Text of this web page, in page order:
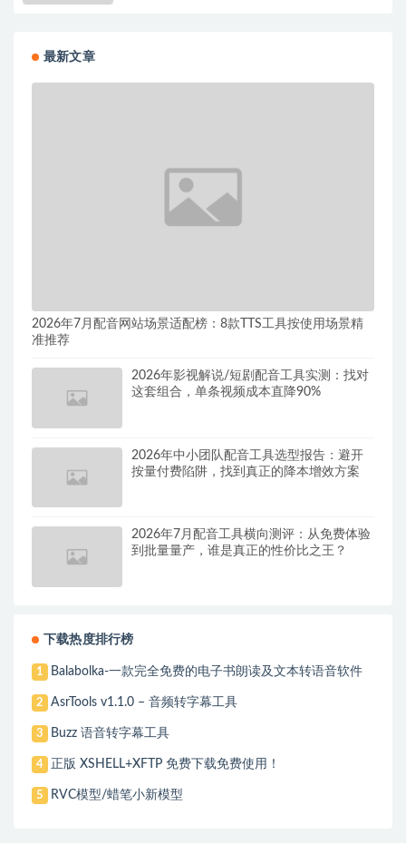
最新文章
2026年7月配音网站场景适配榜：8款TTS工具按使用场景精
准推荐
2026年影视解说/短剧配音工具实测：找对
这套组合，单条视频成本直降90%
2026年中小团队配音工具选型报告：避开
按量付费陷阱，找到真正的降本增效方案
2026年7月配音工具横向测评：从免费体验
到批量量产，谁是真正的性价比之王？
下载热度排行榜
1 Balabolka-一款完全免费的电子书朗读及文本转语音软件
2 AsrTools v1.1.0 – 音频转字幕工具
3 Buzz 语音转字幕工具
4 正版 XSHELL+XFTP 免费下载免费使用！
5 RVC模型/蜡笔小新模型